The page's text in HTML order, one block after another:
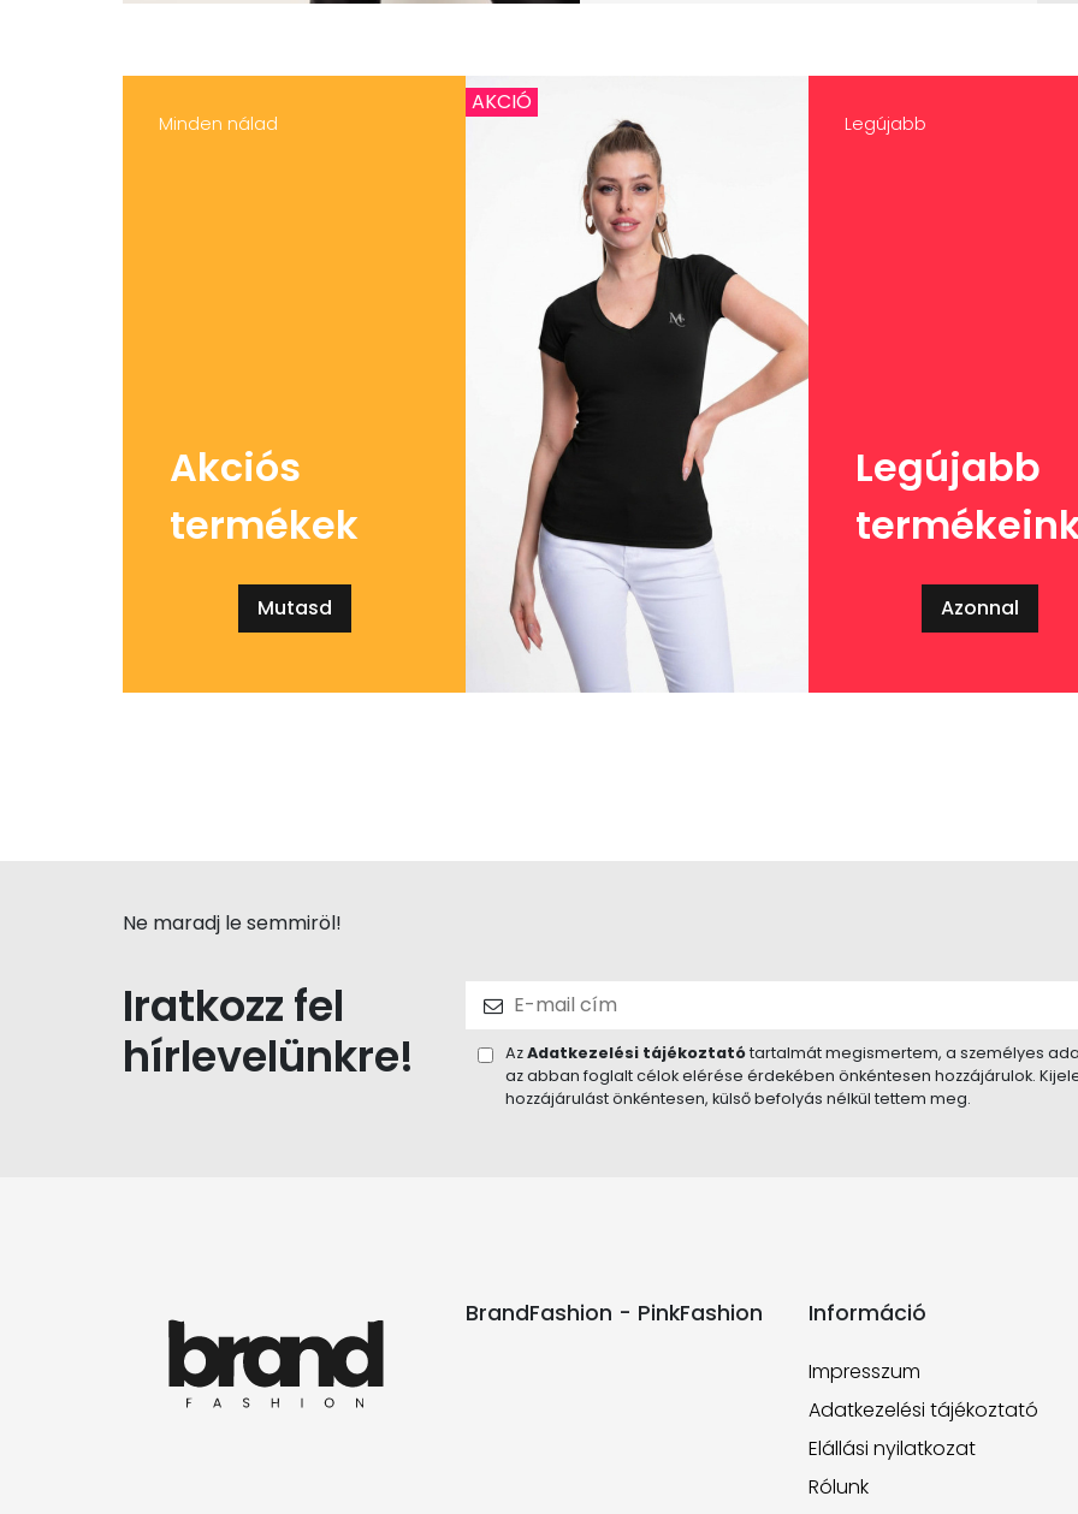
Minden nálad
Akciós
termékek
Mutasd
AKCIÓ
Legújabb
Legújabb
Azonnal
Ne maradj le semmiröl!
Iratkozz fel
hírlevelünkre!
AzAdatkezelési tájékoztatótartalmát megismertem, a személyes
az abban foglalt célok elérése érdekében önkéntesen hozzájárulok.
hozzájárulást önkéntesen, külső befolyás nélkül tettem meg.
BrandFashion - PinkFashion Információ
Impresszum
Adatkezelési tájékoztató
Elállási nyilatkozat
Rólunk